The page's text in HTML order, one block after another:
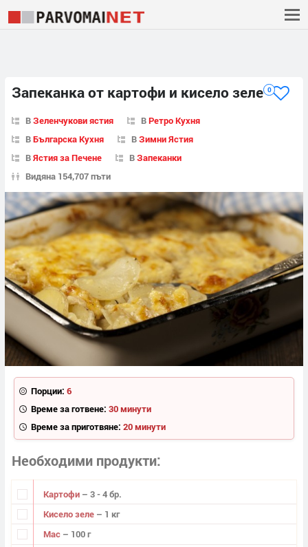
Запеканка от картофи и кисело зеле 0
ВЗеленчукови ястия ВРетро Кухня
ВБългарска Кухня ВЗимни Ястия
ВЯстия за Печене ВЗапеканки
Видяна 154,707 пъти
Порции: 6
Време за готвене: 30 минути
Време за приготвяне: 20 минути
Необходими продукти
Картофи – 3 - 4 бр.
Кисело зеле – 1 кг
Мас – 100 г